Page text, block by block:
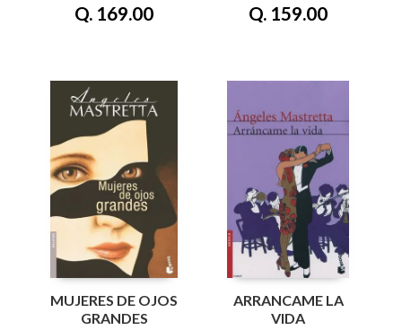
Q. 169.00 Q. 159.00
MUJERES DE OJOS
GRANDES
ARRANCAME LA
VIDA